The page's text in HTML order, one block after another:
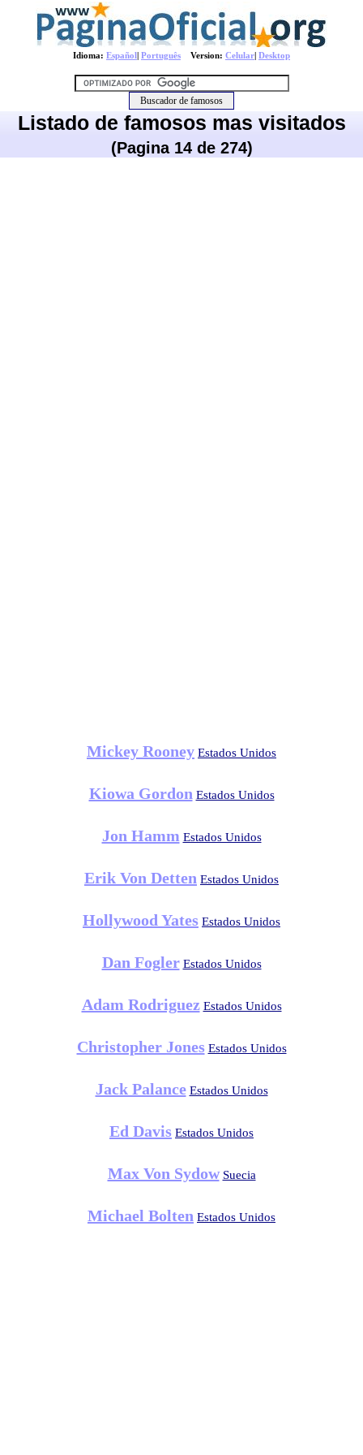
Idioma: Español| Português Version: Celular| Desktop
Listado de famosos mas visitados
(Pagina 14 de 274)
Mickey Rooney Estados Unidos
Kiowa Gordon Estados Unidos
Jon Hamm Estados Unidos
Erik Von Detten Estados Unidos
Hollywood Yates Estados Unidos
Dan Fogler Estados Unidos
Adam Rodriguez Estados Unidos
Christopher Jones Estados Unidos
Jack Palance Estados Unidos
Ed Davis Estados Unidos
Max Von Sydow Suecia
Michael Bolten Estados Unidos